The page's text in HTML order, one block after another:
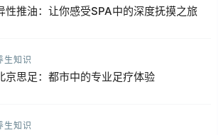
性推油：让你感受SPA中的深度抚摸之旅
生知识
京思足：都市中的专业足疗体验
生知识